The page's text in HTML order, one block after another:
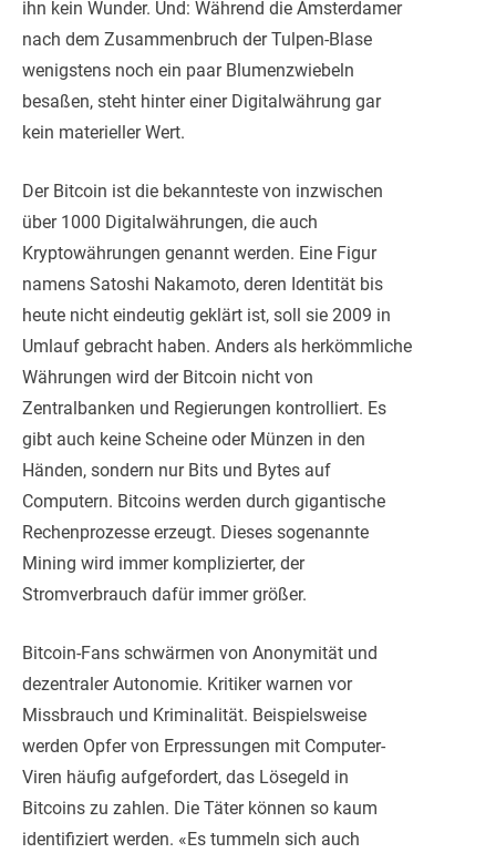
ihn kein Wunder. Und: Während die Amsterdamer
nach dem Zusammenbruch der Tulpen-Blase
wenigstens noch ein paar Blumenzwiebeln
besaßen, steht hinter einer Digitalwährung gar
kein materieller Wert.
Der Bitcoin ist die bekannteste von inzwischen
über 1000 Digitalwährungen, die auch
Kryptowährungen genannt werden. Eine Figur
namens Satoshi Nakamoto, deren Identität bis
heute nicht eindeutig geklärt ist, soll sie 2009 in
Umlauf gebracht haben. Anders als herkömmliche
Währungen wird der Bitcoin nicht von
Zentralbanken und Regierungen kontrolliert. Es
gibt auch keine Scheine oder Münzen in den
Händen, sondern nur Bits und Bytes auf
Computern. Bitcoins werden durch gigantische
Rechenprozesse erzeugt. Dieses sogenannte
Mining wird immer komplizierter, der
Stromverbrauch dafür immer größer.
Bitcoin-Fans schwärmen von Anonymität und
dezentraler Autonomie. Kritiker warnen vor
Missbrauch und Kriminalität. Beispielsweise
werden Opfer von Erpressungen mit Computer-
Viren häufig aufgefordert, das Lösegeld in
Bitcoins zu zahlen. Die Täter können so kaum
identifiziert werden. «Es tummeln sich auch